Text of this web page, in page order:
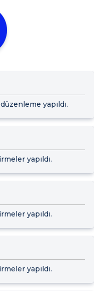
yapıldı.
yapıldı.
yapıldı.
yapıldı.